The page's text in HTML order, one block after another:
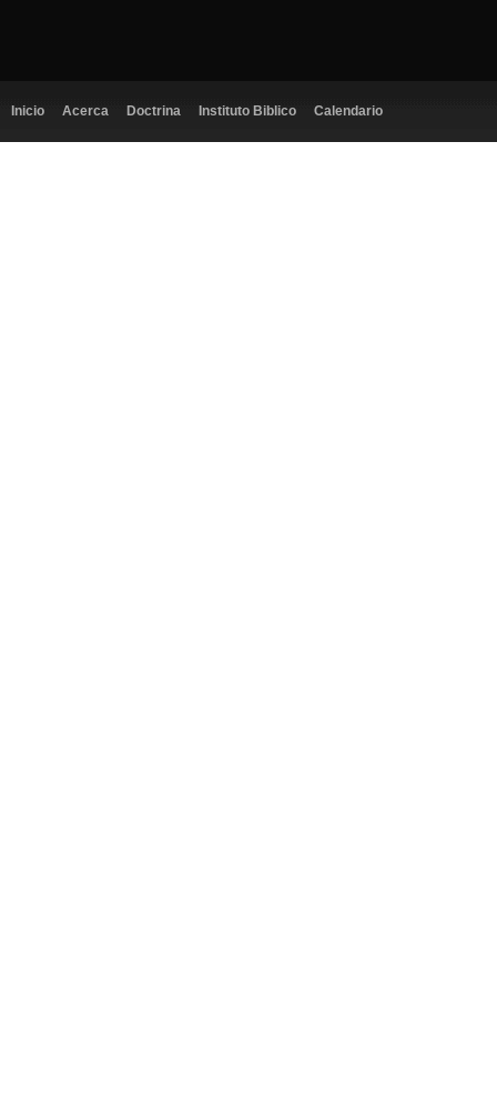
Inicio Acerca Doctrina Instituto Biblico Calendario